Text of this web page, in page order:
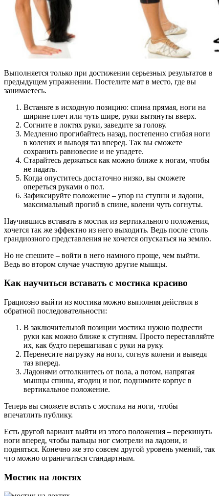
Выполняется только при достижении серьезных результатов в
предыдущем упражнении. Постелите мат в место, где вы
занимаетесь.
Встаньте в исходную позицию: спина прямая, ноги на
ширине плеч или чуть шире, руки вытянуты вверх.
Согните в локтях руки, заведите за голову.
Медленно прогибайтесь назад, постепенно сгибая ноги
в коленях и выводя таз вперед. Так вы сможете
сохранить равновесие и не упадете.
Старайтесь держаться как можно ближе к ногам, чтобы
не падать.
Когда опуститесь достаточно низко, вы сможете
опереться руками о пол.
Зафиксируйте положение – упор на ступни и ладони,
максимальный прогиб в спине, колени чуть согнуты.
Научившись вставать в мостик из вертикального положения,
хочется так же эффектно из него выходить. Ведь после столь
грандиозного представления не хочется опускаться на землю.
Но не спешите – войти в него намного проще, чем выйти.
Ведь во втором случае участвую другие мышцы.
Как научиться вставать с мостика красиво
Грациозно выйти из мостика можно выполняя действия в
обратной последовательности:
В заключительной позиции мостика нужно подвести
руки как можно ближе к ступням. Просто переставляйте
их, как будто перешагивая с руки на руку.
Перенесите нагрузку на ноги, согнув колени и выведя
таз вперед.
Ладонями оттолкнитесь от пола, а потом, напрягая
мышцы спины, ягодиц и ног, поднимите корпус в
вертикальное положение.
Теперь вы сможете встать с мостика на ноги, чтобы
впечатлить публику.
Есть другой вариант выйти из этого положения – перекинуть
ноги вперед, чтобы пальцы ног смотрели на ладони, и
подняться. Конечно же это совсем другой уровень умений, так
что можно ограничиться стандартным.
Мостик на локтях